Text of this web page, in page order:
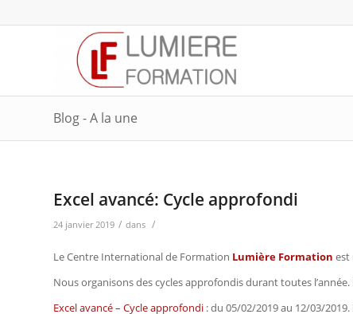
Blog - A la une
Excel avancé: Cycle approfondi
24 janvier 2019 / dans /
Le Centre International de Formation Lumière Formation est
Nous organisons des cycles approfondis durant toutes
Excel avancé – Cycle approfondi : du 05/02/2019 au 12/03/